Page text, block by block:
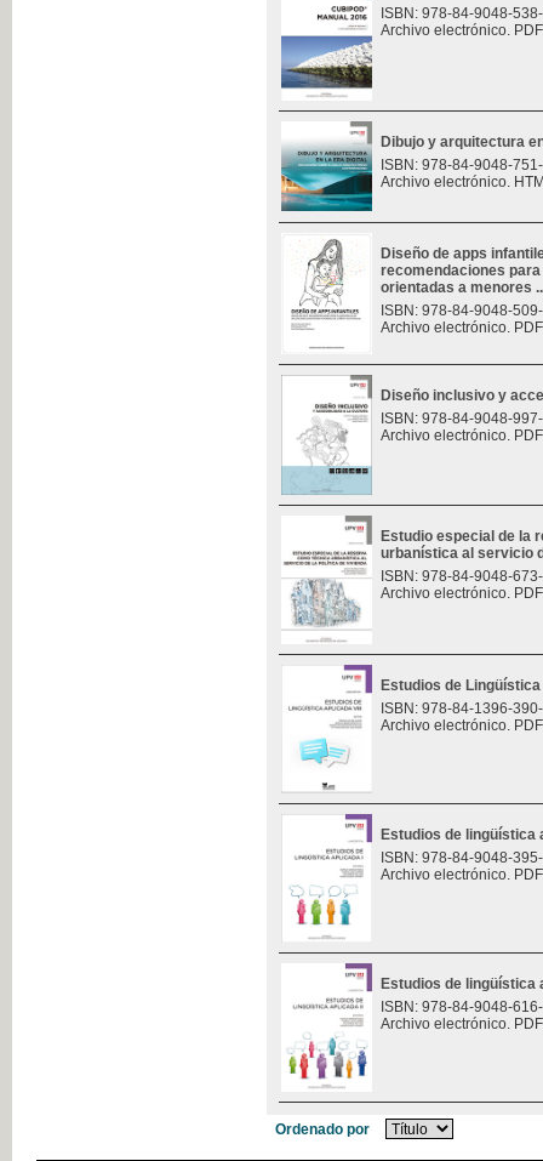
ISBN: 978-84-9048-
Archivo electrónico.
Dibujo y arquitectura
ISBN: 978-84-9048-
Archivo electrónico.
Diseño de apps
recomendaciones
orientadas a menores
ISBN: 978-84-9048-
Archivo electrónico.
Diseño inclusivo y
ISBN: 978-84-9048-
Archivo electrónico.
Estudio especial de la
urbanística al servicio
ISBN: 978-84-9048-
Archivo electrónico.
Estudios de
ISBN: 978-84-1396-
Archivo electrónico.
Estudios de lingüística
ISBN: 978-84-9048-
Archivo electrónico.
Estudios de lingüística
ISBN: 978-84-9048-
Archivo electrónico.
Ordenado por